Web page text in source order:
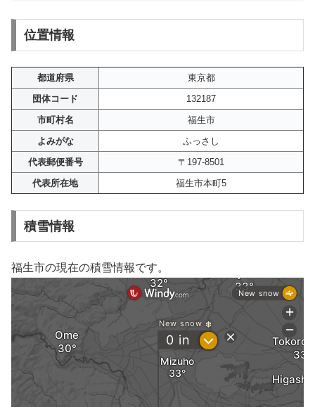
位置情報
都道府県
東京都
団体コード
132187
市町村名
福生市
よみがな
ふっさし
代表郵便番号
〒197-8501
代表所在地
福生市本町5
積雪情報
福生市の現在の積雪情報です。